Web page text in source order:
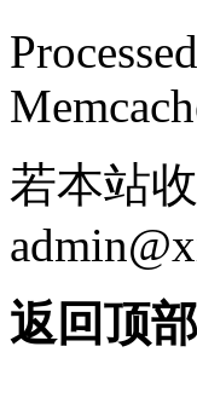
若本站
返回顶部